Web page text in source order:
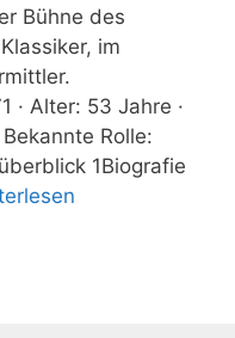
Bühne des
im
· Alter: 53 Jahre ·
Rolle:
1Biografie